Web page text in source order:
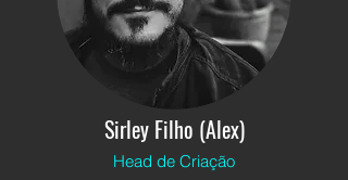
Sirley Filho (Alex)
Head de Criação